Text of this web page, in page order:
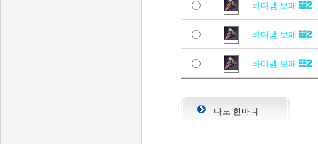
바다뱀 보패
바다뱀 보패
바다뱀 보패
나도 한마디